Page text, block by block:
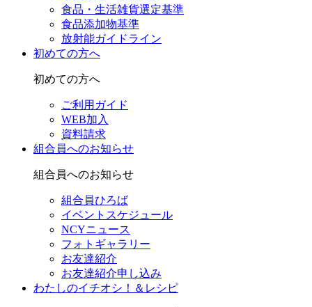
食品・生活雑貨選定基準
食品添加物基準
放射能ガイドライン
初めての方へ
初めての方へ
ご利用ガイド
WEB加入
資料請求
組合員へのお知らせ
組合員へのお知らせ
組合員ひろば
イベントスケジュール
NCYニュース
フォトギャラリー
お友達紹介
お友達紹介申し込み
わたしのイチオシ！＆レシピ